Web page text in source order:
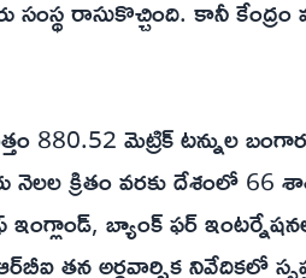
రాసుకొచ్చింది. కానీ
మెట్రిక్ టన్నుల
నెలల క్రితం వరకు దేశంలో
ఇంగ్లాండ్, బ్యాంక్ ఫర్
తన అర్ధవార్షిక నివేదికలో